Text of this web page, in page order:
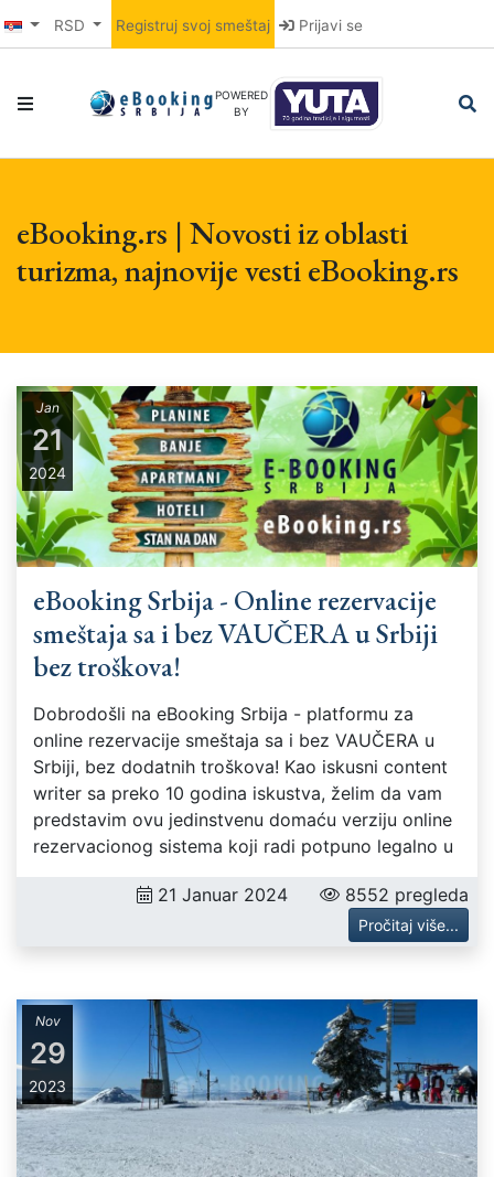
RSD Registruj svoj smeštaj Prijavi se
POWERED
BY
eBooking.rs | Novosti iz oblasti
turizma, najnovije vesti eBooking.rs
eBooking Srbija - Online rezervacije
smeštaja sa i bez VAUČERA u Srbiji
bez troškova!
Dobrodošli na eBooking Srbija - platformu za
online rezervacije smeštaja sa i bez VAUČERA u
Srbiji, bez dodatnih troškova! Kao iskusni content
writer sa preko 10 godina iskustva, želim da vam
predstavim ovu jedinstvenu domaću verziju online
rezervacionog sistema koji radi potpuno legalno u
21 Januar 2024 8552 pregleda
Pročitaj više...
Jan
21
2024
Nov
29
2023